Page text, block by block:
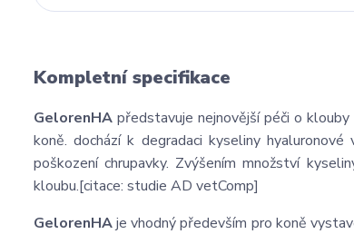
Kompletní specifikace
GelorenHA představuje nejnovější péči o
koně. dochází k degradaci kyseliny
poškození chrupavky. Zvýšením množství
kloubu.[citace: studie AD vetComp]
GelorenHAje vhodný především pro koně